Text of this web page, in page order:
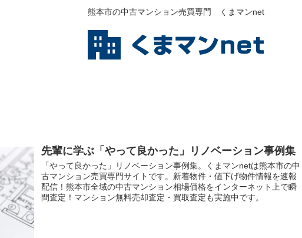
熊本市の中古マンション売買専門 くまマンnet
先輩に学ぶ「やって良かった」リノベーション事例集
「やって良かった」リノベーション事例集。くまマンnetは熊本市の中
古マンション売買専門サイトです。新着物件・値下げ物件情報を速報
配信！熊本市全域の中古マンション相場価格をインターネット上で瞬
間査定！マンション無料売却査定・買取査定も実施中です。